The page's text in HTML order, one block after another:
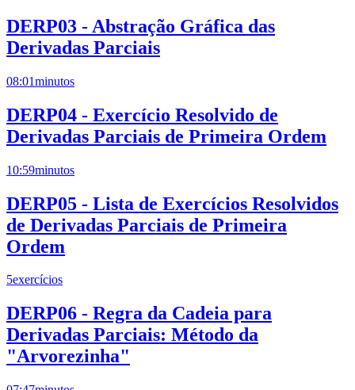
DERP03 - Abstração Gráfica das
Derivadas Parciais
08:01minutos
DERP04 - Exercício Resolvido de
Derivadas Parciais de Primeira Ordem
10:59minutos
DERP05 - Lista de Exercícios Resolvidos
de Derivadas Parciais de Primeira
Ordem
5exercícios
DERP06 - Regra da Cadeia para
Derivadas Parciais: Método da
"Arvorezinha"